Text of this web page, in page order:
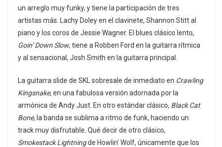
un arreglo muy funky, y tiene la participación de tres
artistas más: Lachy Doley en el clavinete, Shannon Stitt al
piano y los coros de Jessie Wagner. El blues clásico lento,
Goin’ Down Slow, tiene a Robben Ford en la guitarra rítmica
y al sensacional, Josh Smith en la guitarra principal.
La guitarra slide de SKL sobresale de inmediato en Crawling
Kingsnake, en una fabulosa versión adornada por la
armónica de Andy Just. En otro estándar clásico, Black Cat
Bone, la banda se sublima a ritmo de funk, haciendo un
track muy disfrutable. Qué decir de otro clásico,
Smokestack Lightningde Howlin’ Wolf, únicamente que los